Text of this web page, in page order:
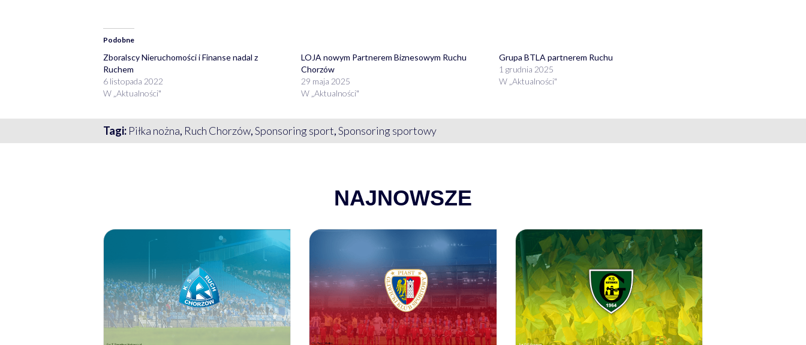
Podobne
Zboralscy Nieruchomości i Finanse nadal z
Ruchem
6 listopada 2022
W „Aktualności"
LOJA nowym Partnerem Biznesowym Ruchu
Chorzów
29 maja 2025
W „Aktualności"
Grupa BTLA partnerem Ruchu
1 grudnia 2025
W „Aktualności"
Tagi: Piłka nożna, Ruch Chorzów,Sponsoring sport,Sponsoring sportowy
NAJNOWSZE